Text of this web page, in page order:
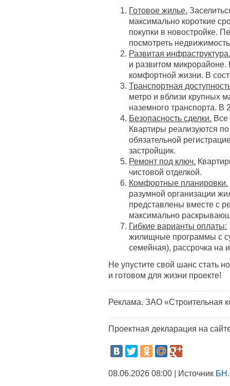
Готовое жилье.
максимально короткие
покупки в новостройке.
посмотреть
Развитая инфраструктура.
и развитом микрорайоне.
комфортной жизни. В
Транспортная
метро и вблизи крупных
наземного транспорта.
Безопасность сделки. Все
Квартиры реализуются
обязательной
застройщик.
Ремонт под ключ.
чистовой отделкой.
Комфортные планировки.
разумной организации
представлены вместе с
максимально
Гибкие варианты оплаты:
жилищные программы с
семейная), рассрочка на
Не упустите свой шанс стать
и готовом для жизни проекте!
Реклама. ЗАО «Строительная
Проектная декларация на
08.06.2026 08:00 | Источник